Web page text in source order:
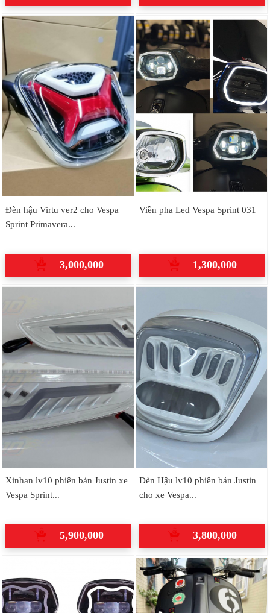
Đèn hậu Virtu ver2 cho Vespa
Sprint Primavera...
3,000,000
Viền pha Led Vespa Sprint 031
1,300,000
Xinhan lv10 phiên bản Justin xe
Vespa Sprint...
5,900,000
Đèn Hậu lv10 phiên bản Justin
cho xe Vespa...
3,800,000